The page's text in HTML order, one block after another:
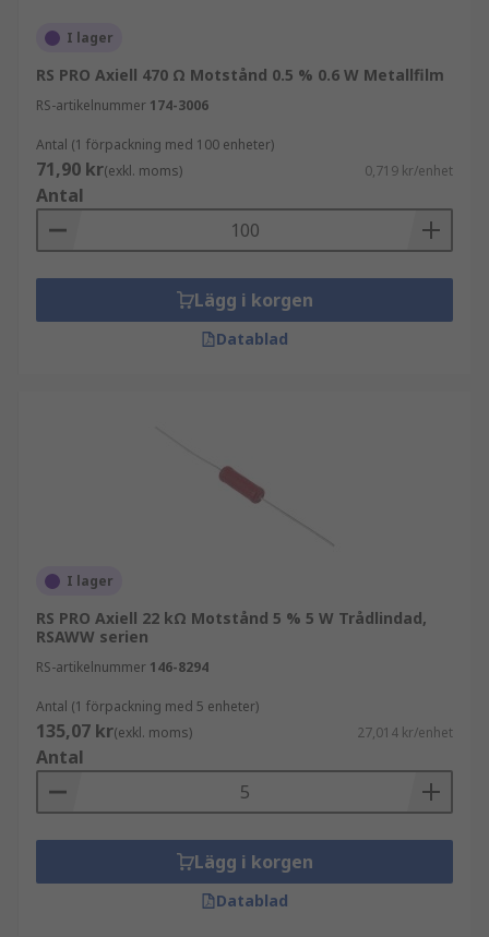
I lager
RS PRO Axiell 470 Ω Motstånd 0.5 % 0.6 W Metallfilm
RS-artikelnummer 174-3006
Antal (1 förpackning med 100 enheter)
71,90 kr(exkl. moms) 0,719 kr/enhet
Antal
Lägg i korgen
Datablad
I lager
RS PRO Axiell 22 kΩ Motstånd 5 % 5 W Trådlindad,
RSAWW serien
RS-artikelnummer 146-8294
Antal (1 förpackning med 5 enheter)
135,07 kr(exkl. moms) 27,014 kr/enhet
Antal
Lägg i korgen
Datablad